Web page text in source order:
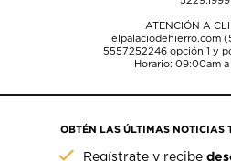
ATENCIÓN A
elpalaciodehierro.com
5557252246opción 1 y
Horario: 09:00am
OBTÉN LAS ÚLTIMAS NOTICIAS
Regístrate y recibe